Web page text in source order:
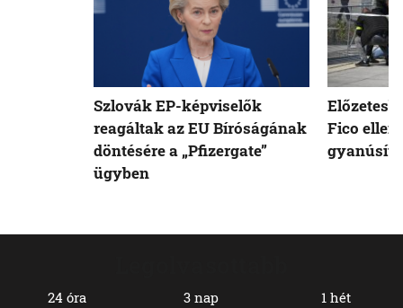
24 óra 3 nap 1 hét
Szlovák EP-képviselők
reagáltak az EU Bíróságának
döntésére a „Pfizergate”
ügyben
Fico